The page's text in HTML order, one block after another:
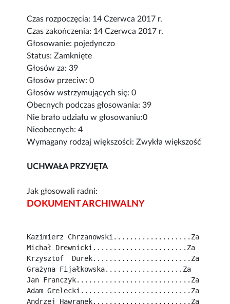
Czas rozpoczęcia: 14 Czerwca 2017 r.
Czas zakończenia: 14 Czerwca 2017 r.
Głosowanie: pojedynczo
Status: Zamknięte
Głosów za: 39
Głosów przeciw: 0
Głosów wstrzymujących się: 0
Obecnych podczas głosowania: 39
Nie brało udziału w głosowaniu:0
Nieobecnych: 4
Wymagany rodzaj większości: Zwykła większość
UCHWAŁA PRZYJĘTA
Jak głosowali radni:
DOKUMENT ARCHIWALNY
Kazimierz Chrzanowski...................Za
Michał Drewnicki.......................Za
Krzysztof  Durek........................Za
Grażyna Fijałkowska...................Za
Jan Franczyk............................Za
Adam Grelecki...........................Za
Andrzej Hawranek........................Za